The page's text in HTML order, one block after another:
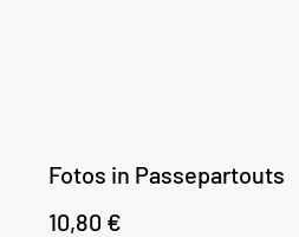
Fotos in Passepartouts
10,80 €